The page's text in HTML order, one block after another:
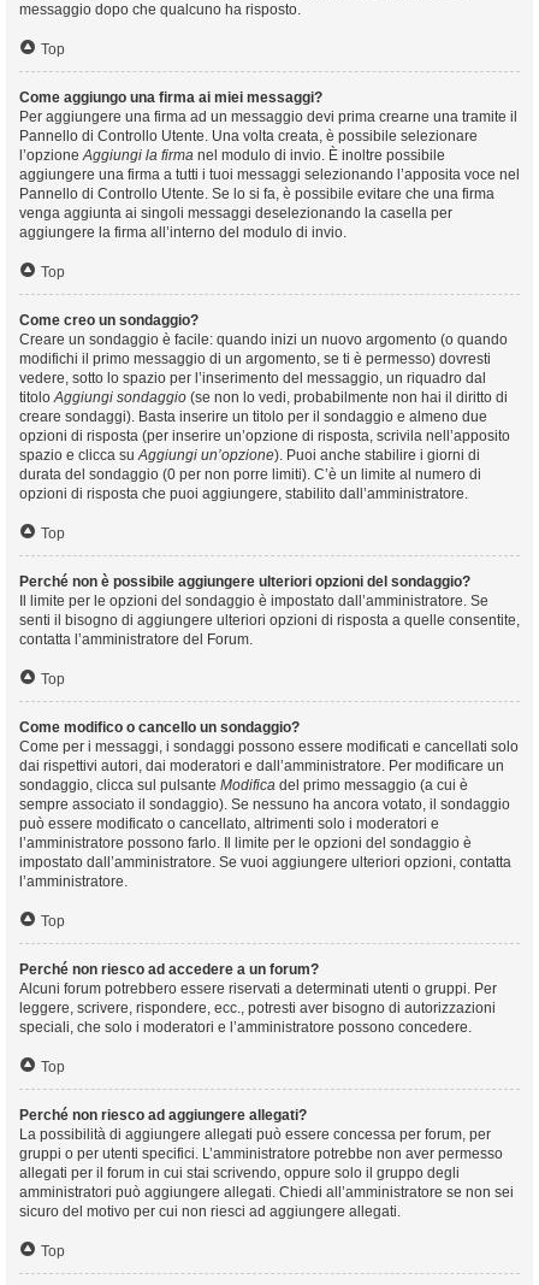
messaggio dopo che qualcuno ha risposto.
Top
Come aggiungo una firma ai miei messaggi?
Per aggiungere una firma ad un messaggio devi prima crearne una tramite il
Pannello di Controllo Utente. Una volta creata, è possibile selezionare
l’opzioneAggiungi la firma nel modulo di invio. È inoltre possibile
aggiungere una firma a tutti i tuoi messaggi selezionando l’apposita voce nel
Pannello di Controllo Utente. Se lo si fa, è possibile evitare che una firma
venga aggiunta ai singoli messaggi deselezionando la casella per
aggiungere la firma all’interno del modulo di invio.
Top
Come creo un sondaggio?
Creare un sondaggio è facile: quando inizi un nuovo argomento (o quando
modifichi il primo messaggio di un argomento, se ti è permesso) dovresti
vedere, sotto lo spazio per l’inserimento del messaggio, un riquadro dal
titoloAggiungi sondaggio (se non lo vedi, probabilmente non hai il diritto di
creare sondaggi). Basta inserire un titolo per il sondaggio e almeno due
opzioni di risposta (per inserire un’opzione di risposta, scrivila nell’apposito
spazio e clicca suAggiungi un’opzione). Puoi anche stabilire i giorni di
durata del sondaggio (0 per non porre limiti). C’è un limite al numero di
opzioni di risposta che puoi aggiungere, stabilito dall’amministratore.
Top
Perché non è possibile aggiungere ulteriori opzioni del sondaggio?
Il limite per le opzioni del sondaggio è impostato dall’amministratore. Se
senti il bisogno di aggiungere ulteriori opzioni di risposta a quelle consentite,
contatta l’amministratore del Forum.
Top
Come modifico o cancello un sondaggio?
Come per i messaggi, i sondaggi possono essere modificati e cancellati solo
dai rispettivi autori, dai moderatori e dall’amministratore. Per modificare un
sondaggio, clicca sul pulsante Modifica del primo messaggio (a cui è
sempre associato il sondaggio). Se nessuno ha ancora votato, il sondaggio
può essere modificato o cancellato, altrimenti solo i moderatori e
l’amministratore possono farlo. Il limite per le opzioni del sondaggio è
impostato dall’amministratore. Se vuoi aggiungere ulteriori opzioni, contatta
l’amministratore.
Top
Perché non riesco ad accedere a un forum?
Alcuni forum potrebbero essere riservati a determinati utenti o gruppi. Per
leggere, scrivere, rispondere, ecc., potresti aver bisogno di autorizzazioni
speciali, che solo i moderatori e l’amministratore possono concedere.
Top
Perché non riesco ad aggiungere allegati?
La possibilità di aggiungere allegati può essere concessa per forum, per
gruppi o per utenti specifici. L’amministratore potrebbe non aver permesso
allegati per il forum in cui stai scrivendo, oppure solo il gruppo degli
amministratori può aggiungere allegati. Chiedi all’amministratore se non sei
sicuro del motivo per cui non riesci ad aggiungere allegati.
Top